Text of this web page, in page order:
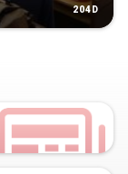
204D